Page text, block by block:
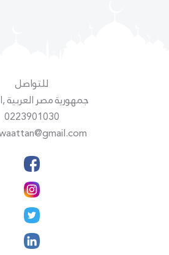
للتواصل
جمهورية مصر العربية
0223901030